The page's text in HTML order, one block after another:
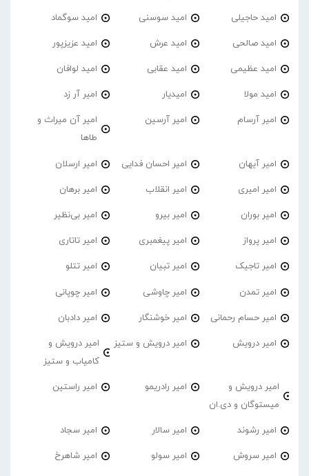
امید حاجیلی امید سوسنی امید سوگماد
امید صالحی امید عرش امید عزیزپور
امید عظیمی امید عقابی امید لوافان
امید مولا امیدیار امیر آر زد
امیر آرسام امیر آرسین
امیر آن میراث و
طاها
امیر آیهان امیر احسان فدایی امیر ارسلان
امیر امیری امیر انقلاب امیر برهان
امیر‌ بوران امیر بیرو امیر بی‌نظیر
امیر پرواز امیر پیغمبری امیر تاتاری
امیر تاجیک امیر تبیان امیر تتلو
امیر تمدن امیر چاوشی امیر چوپانی
امیر حسام رحمانی امیر خوشنگار امیر دادبان
امیر درویش امیر درویش و ستیز
امیر درویش و
کامیاب و ستیز
امیر درویش و
میستوگان و دی.ان
امیر رادریمو امیر راستین
امیر رشوند امیر سالار امیر سجاد
امیر سروش امیر سولو امیر شاهرخ